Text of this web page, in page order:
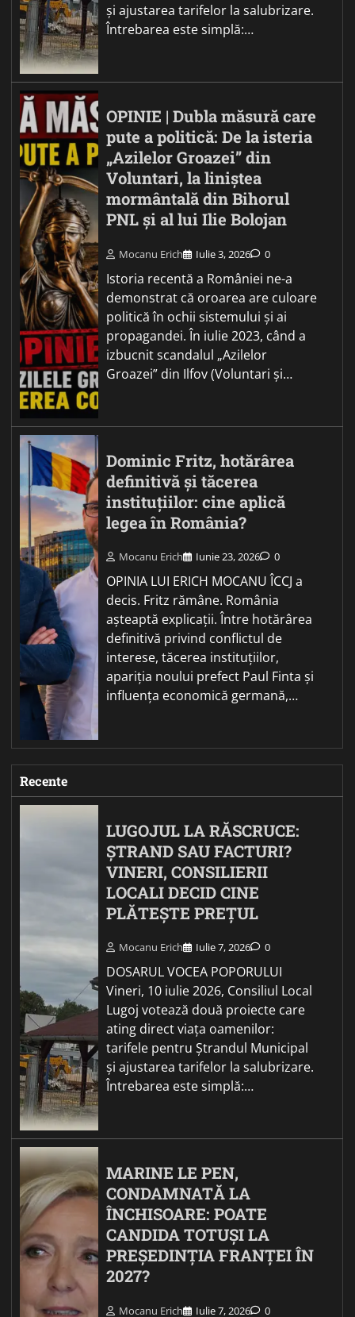
și ajustarea tarifelor la salubrizare.
Întrebarea este simplă:…
OPINIE | Dubla măsură care
pute a politică: De la isteria
„Azilelor Groazei” din
Voluntari, la liniștea
mormântală din Bihorul
PNL și al lui Ilie Bolojan
Mocanu Erich Iulie 3, 2026 0
Istoria recentă a României ne-a
demonstrat că oroarea are culoare
politică în ochii sistemului și ai
propagandei. În iulie 2023, când a
izbucnit scandalul „Azilelor
Groazei” din Ilfov (Voluntari și…
Dominic Fritz, hotărârea
definitivă și tăcerea
instituțiilor: cine aplică
legea în România?
Mocanu Erich Iunie 23, 2026 0
OPINIA LUI ERICH MOCANU ÎCCJ a
decis. Fritz rămâne. România
așteaptă explicații. Între hotărârea
definitivă privind conflictul de
interese, tăcerea instituțiilor,
apariția noului prefect Paul Finta și
influența economică germană,…
Recente
LUGOJUL LA RĂSCRUCE:
ȘTRAND SAU FACTURI?
VINERI, CONSILIERII
LOCALI DECID CINE
PLĂTEȘTE PREȚUL
Mocanu Erich Iulie 7, 2026 0
DOSARUL VOCEA POPORULUI
Vineri, 10 iulie 2026, Consiliul Local
Lugoj votează două proiecte care
ating direct viața oamenilor:
tarifele pentru Ștrandul Municipal
și ajustarea tarifelor la salubrizare.
Întrebarea este simplă:…
MARINE LE PEN,
CONDAMNATĂ LA
ÎNCHISOARE: POATE
CANDIDA TOTUȘI LA
PREȘEDINȚIA FRANȚEI ÎN
2027?
Mocanu Erich Iulie 7, 2026 0